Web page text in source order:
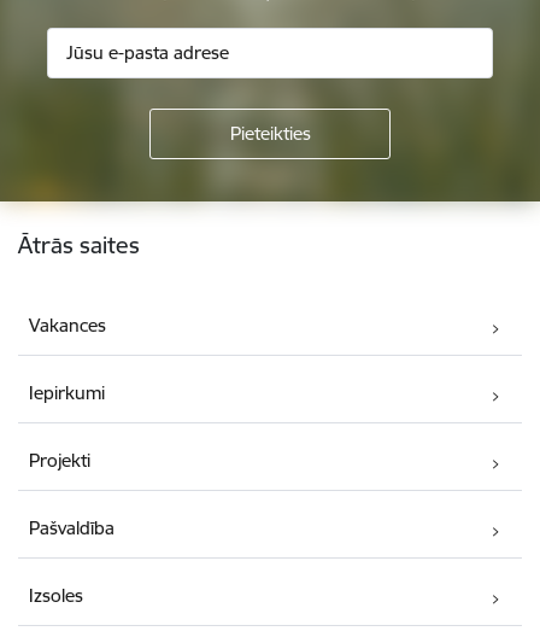
Kājene
Ātrās saites
Vakances
Iepirkumi
Projekti
Pašvaldība
Izsoles